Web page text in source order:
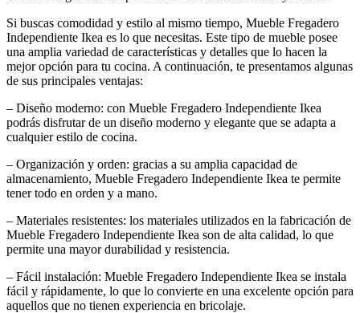
Si buscas comodidad y estilo al mismo tiempo, Mueble Fregadero
Independiente Ikea es lo que necesitas. Este tipo de mueble posee
una amplia variedad de características y detalles que lo hacen la
mejor opción para tu cocina. A continuación, te presentamos algunas
de sus principales ventajas:
– Diseño moderno: con Mueble Fregadero Independiente Ikea
podrás disfrutar de un diseño moderno y elegante que se adapta a
cualquier estilo de cocina.
– Organización y orden: gracias a su amplia capacidad de
almacenamiento, Mueble Fregadero Independiente Ikea te permite
tener todo en orden y a mano.
– Materiales resistentes: los materiales utilizados en la fabricación de
Mueble Fregadero Independiente Ikea son de alta calidad, lo que
permite una mayor durabilidad y resistencia.
– Fácil instalación: Mueble Fregadero Independiente Ikea se instala
fácil y rápidamente, lo que lo convierte en una excelente opción para
aquellos que no tienen experiencia en bricolaje.